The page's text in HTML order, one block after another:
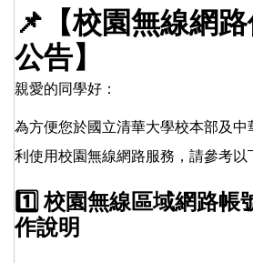
📌【校園無線網
公告】
親愛的同學好：
為方便您於國立清華大學校本部及
利使用校園無線網路服務，請參考以
1️⃣ 校園無線區域網路帳
作說明